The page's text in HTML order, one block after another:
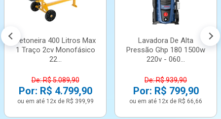
Betoneira 400 Litros Max
1 Traço 2cv Monofásico
22...
De: R$ 5.089,90
Por: R$ 4.799,90
ou em até 12x de R$ 399,99
Lavadora De Alta
Pressão Ghp 180 1500w
220v - 060...
De: R$ 939,90
Por: R$ 799,90
ou em até 12x de R$ 66,66